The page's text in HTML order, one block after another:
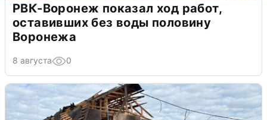
РВК-Воронеж показал ход работ,
оставивших без воды половину
Воронежа
8 августа 0